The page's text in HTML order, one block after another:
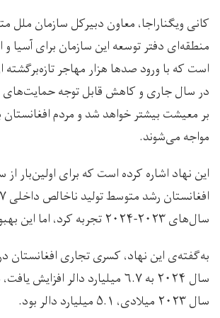
کانی ویگناراجا، معاون دبیرکل سازمان ملل
منطقه‌ای دفتر توسعه این سازمان برای آسیا و
است که با ورود صدها هزار مهاجر تازه‌برگشته
در سال جاری و کاهش قابل توجه حمایت‌های
بر معیشت بیشتر خواهد شد و مردم
مواجه می‌شوند.
سال‌های ۲۰۲۳-۲۰۲۴ تجربه کرد، اما این بهبود شکننده است.
به‌گفته‌ی این نهاد، کسری تجاری افغانستان
سال ۲۰۲۴ به ۶.۷ میلیارد دالر
سال ۲۰۲۳ میلادی، ۵.۱ میلیارد دالر بود.